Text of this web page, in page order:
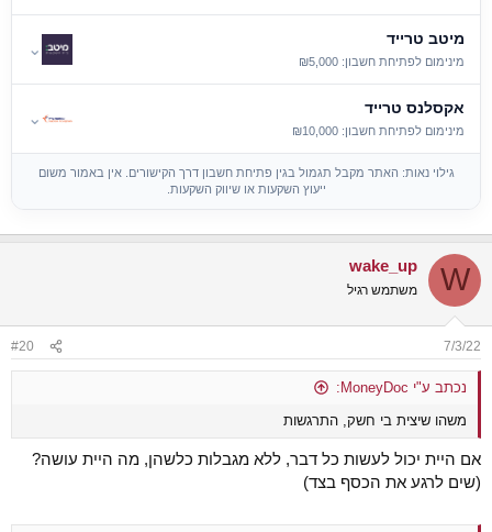
מיטב טרייד
מינימום לפתיחת חשבון: ₪5,000
⌄
אקסלנס טרייד
מינימום לפתיחת חשבון: ₪10,000
⌄
גילוי נאות: האתר מקבל תגמול בגין פתיחת חשבון דרך הקישורים. אין באמור משום
ייעוץ השקעות או שיווק השקעות.
W
wake_up
משתמש רגיל
7/3/22
#20
נכתב ע"י MoneyDoc:
משהו שיצית בי חשק, התרגשות
אם היית יכול לעשות כל דבר, ללא מגבלות כלשהן, מה היית עושה?
(שים לרגע את הכסף בצד)